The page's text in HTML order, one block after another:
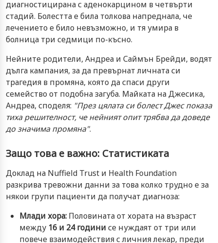
диагностицирана с аденокарцином в четвърти
стадий. Болестта е била толкова напреднала, че
лечението е било невъзможно, и тя умира в
болница три седмици по-късно.
Нейните родители, Андреа и Саймън Брейди, водят
дълга кампания, за да превърнат личната си
трагедия в промяна, която да спаси други
семейство от подобна загуба. Майката на Джесика,
Андреа, споделя: "През цялата си болест Джес показа
тиха решителност, че нейният опит трябва да доведе
до значима промяна".
Защо това е важно: Статистиката
Доклад на Nuffield Trust и Health Foundation
разкрива тревожни данни за това колко трудно е за
някои групи пациенти да получат диагноза:
Млади хора: Половината от хората на възраст
между 16 и 24 години се нуждаят от три или
повече взаимодействия с личния лекар, преди